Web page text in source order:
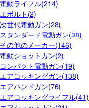
電動ライフル(214)
エボルト(2)
次世代電動ガン(28)
スタンダード電動ガン(38)
その他のメーカー(146)
電動ショットガン(2)
コンパクト電動ガン(19)
エアコッキングガン(138)
エアハンドガン(76)
エアコッキングライフル(41)